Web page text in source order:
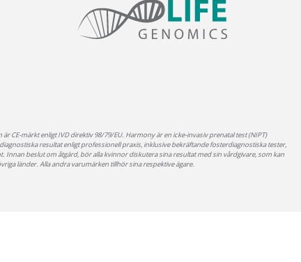
CE-märkt enligt IVD direktiv 98/79/EU. Harmony är en icke-invasiv prenatal test (NIPT)
resultat enligt professionell praxis, inklusive bekräftande fosterdiagnostiska tester,
beslut om åtgärd, bör alla kvinnor diskutera sina resultat med sin vårdgivare, som kan
länder. Alla andra varumärken tillhör sina respektive ägare.